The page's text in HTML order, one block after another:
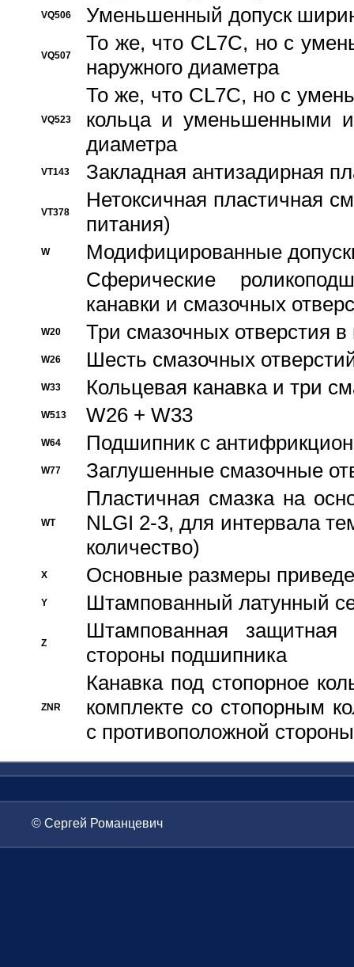
VQ506 Уменьшенный допуск
VQ507
То же, что CL7C, но с
наружного диаметра
VQ523
То же, что CL7C, но с
кольца и уменьшенными
диаметра
VT143 Закладная антизадирная
VT378
Нетоксичная пластичная
питания)
W
Модифицированные
Сферические
канавки и смазочных
W20 Три смазочных отверстия
W26 Шесть смазочных
W33 Кольцевая канавка и три
W513 W26 + W33
W64 Подшипник с
W77 Заглушенные смазочные
WT
Пластичная смазка на
NLGI 2-3, для интервала
количество)
X Основные размеры
Y Штампованный латунный
Z
Штампованная
стороны подшипника
ZNR
Канавка под стопорное
комплекте со стопорным
с противоположной стороны
© Сергей Романцевич